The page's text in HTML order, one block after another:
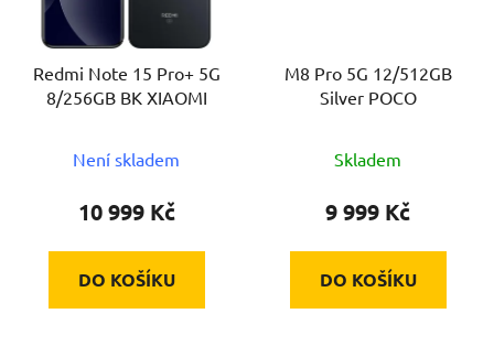
Redmi Note 15 Pro+ 5G
8/256GB BK XIAOMI
Není skladem
10 999 Kč
DO KOŠÍKU
M8 Pro 5G 12/512GB
Silver POCO
Skladem
9 999 Kč
DO KOŠÍKU